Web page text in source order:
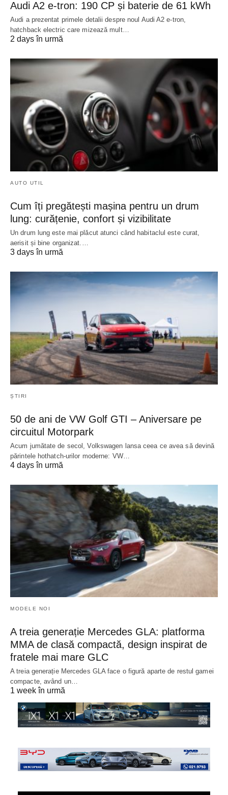
Audi A2 e-tron: 190 CP și baterie de 61 kWh
Audi a prezentat primele detalii despre noul Audi A2 e-tron,
hatchback electric care mizează mult…
2 days în urmă
AUTO UTIL
Cum îți pregătești mașina pentru un drum
lung: curățenie, confort și vizibilitate
Un drum lung este mai plăcut atunci când habitaclul este curat,
aerisit și bine organizat.…
3 days în urmă
ȘTIRI
50 de ani de VW Golf GTI – Aniversare pe
circuitul Motorpark
Acum jumătate de secol, Volkswagen lansa ceea ce avea să devină
părintele hothatch-urilor moderne: VW…
4 days în urmă
MODELE NOI
A treia generație Mercedes GLA: platforma
MMA de clasă compactă, design inspirat de
fratele mai mare GLC
A treia generație Mercedes GLA face o figură aparte de restul gamei
compacte, având un…
1 week în urmă